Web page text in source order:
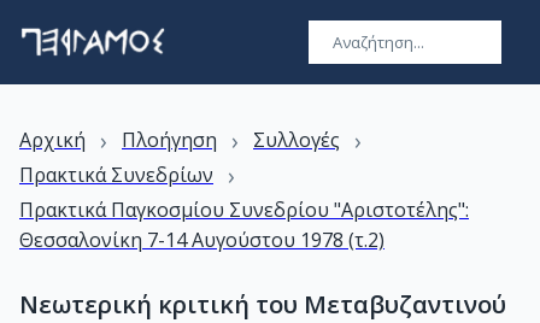
Αρχική › Πλοήγηση › Συλλογές ›
Πρακτικά Συνεδρίων ›
Πρακτικά Παγκοσμίου Συνεδρίου "Αριστοτέλης":
Θεσσαλονίκη 7-14 Αυγούστου 1978 (τ.2)
Νεωτερική κριτική του Μεταβυζαντινού